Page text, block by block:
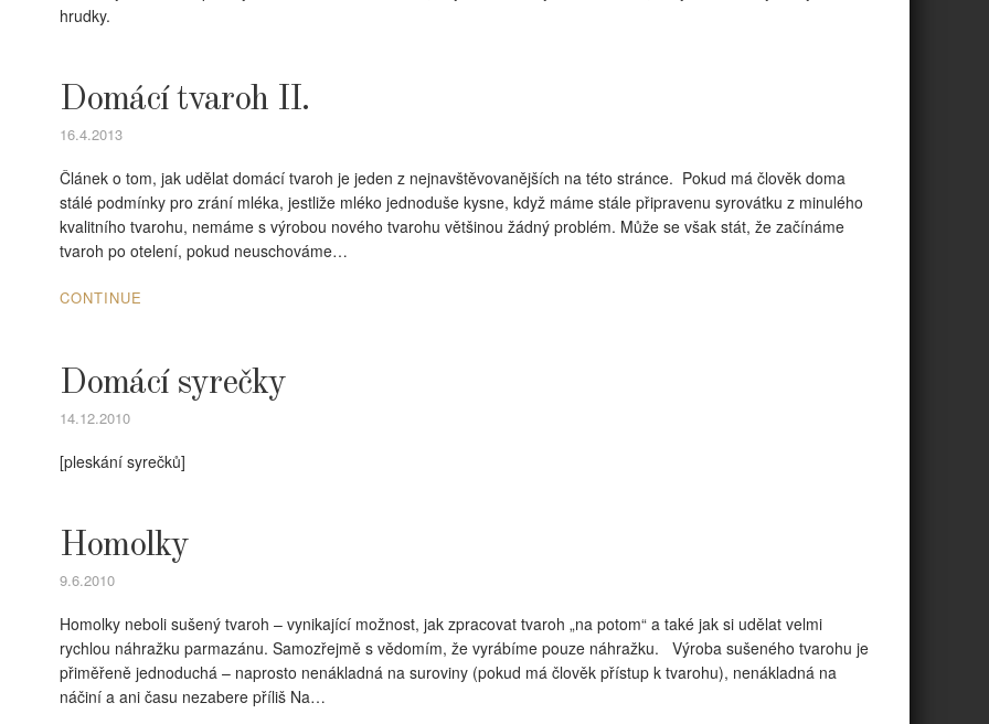
hrudky.
Domácí tvaroh II.
16.4.2013
Článek o tom, jak udělat domácí tvaroh je jeden z nejnavštěvovanějších na této stránce. Pokud má člověk doma
stálé podmínky pro zrání mléka, jestliže mléko jednoduše kysne, když máme stále připravenu syrovátku z minulého
kvalitního tvarohu, nemáme s výrobou nového tvarohu většinou žádný problém. Může se však stát, že začínáme
tvaroh po otelení, pokud neuschováme…
CONTINUE
Domácí syrečky
14.12.2010
[pleskání syrečků]
Homolky
9.6.2010
Homolky neboli sušený tvaroh – vynikající možnost, jak zpracovat tvaroh „na potom“ a také jak si udělat velmi
rychlou náhražku parmazánu. Samozřejmě s vědomím, že vyrábíme pouze náhražku. Výroba sušeného tvarohu je
přiměřeně jednoduchá – naprosto nenákladná na suroviny (pokud má člověk přístup k tvarohu), nenákladná na
náčiní a ani času nezabere příliš Na…